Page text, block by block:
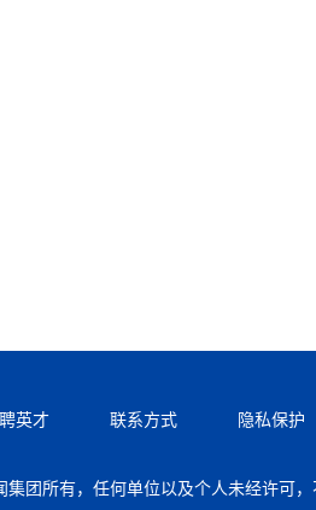
英才 联系方式 隐私保护
团所有，任何单位以及个人未经许可，